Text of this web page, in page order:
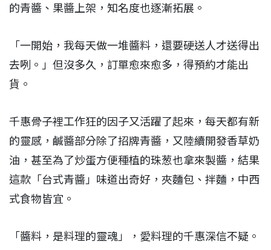
的青醬、果醬上架，知名度也逐漸拓展。
「一開始，我每天做一堆醬料，還要硬送人才送得出
去咧。」但沒多久，訂單愈來愈多，得預約才能出
貨。
千惠骨子裡工作狂的因子又活躍了起來，每天都有新
的靈感，鹹醬部分除了招牌青醬，又陸續開發香草奶
油，甚至為了炒蛋方便種植的珠葱也拿來製醬，結果
這款「台式青醬」味道出奇好，夾麵包、拌麵，中西
式食物皆宜。
「醬料，是料理的靈魂」，愛料理的千惠深信不疑。